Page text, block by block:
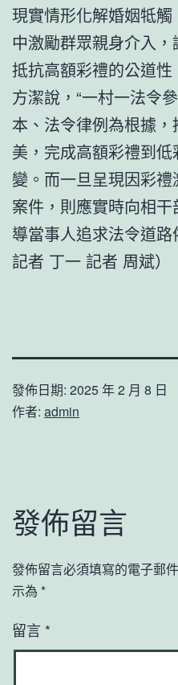
現實情形化解婚姻牴
中激勵群眾親身介入
抵抗高額彩禮的公道性
方潔說，“一村一法令
本、法令律例為根據
美，完成高額彩禮到低
變。而一旦呈現因彩
案件，則應實時向相
導當事人追求法令道
記者 丁一 記者 周斌）
發佈日期: 2025 年 2 月 8 日
作者: admin
發佈留言
發佈留言必須填寫的電子郵
示為 *
留言 *